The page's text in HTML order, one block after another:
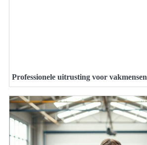
Professionele uitrusting voor vakmensen